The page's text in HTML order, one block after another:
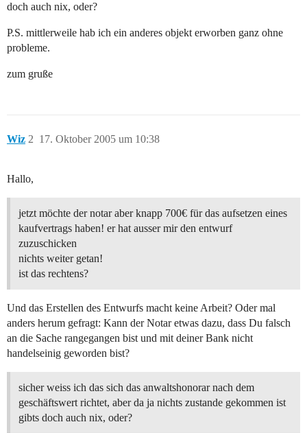
doch auch nix, oder?
P.S. mittlerweile hab ich ein anderes objekt erworben ganz ohne
probleme.
zum gruße
Wiz 17. Oktober 2005 um 10:38
2
Hallo,
jetzt möchte der notar aber knapp 700€ für das aufsetzen eines
kaufvertrags haben! er hat ausser mir den entwurf
zuzuschicken
nichts weiter getan!
ist das rechtens?
Und das Erstellen des Entwurfs macht keine Arbeit? Oder mal
anders herum gefragt: Kann der Notar etwas dazu, dass Du falsch
an die Sache rangegangen bist und mit deiner Bank nicht
handelseinig geworden bist?
sicher weiss ich das sich das anwaltshonorar nach dem
geschäftswert richtet, aber da ja nichts zustande gekommen ist
gibts doch auch nix, oder?